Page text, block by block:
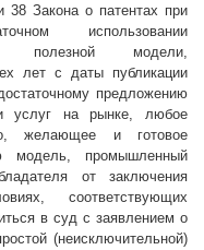
38 Закона о патентах при
использовании
полезной модели,
лет с даты публикации
предложению
услуг на рынке, любое
желающее и готовое
модель, промышленный
от заключения
соответствующих
в суд с заявлением о
(неисключительной)